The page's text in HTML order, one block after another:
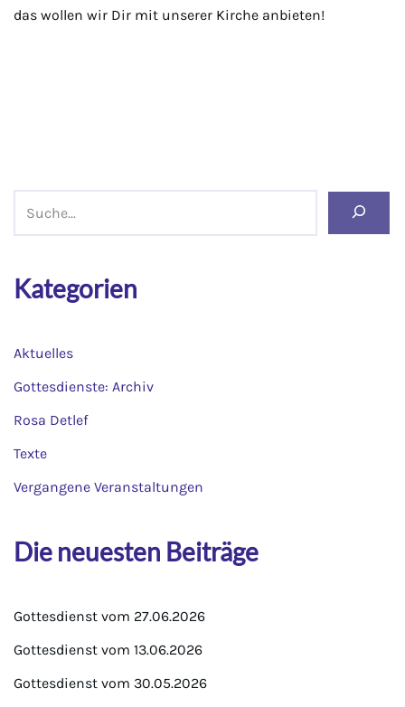
das wollen wir Dir mit unserer Kirche anbieten!
Kategorien
Aktuelles
Gottesdienste: Archiv
Rosa Detlef
Texte
Vergangene Veranstaltungen
Die neuesten Beiträge
Gottesdienst vom 27.06.2026
Gottesdienst vom 13.06.2026
Gottesdienst vom 30.05.2026